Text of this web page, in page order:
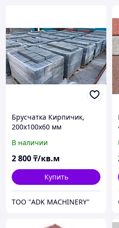
Брусчатка Кирпичик,
200х100х60 мм
В наличии
2 800₸/кв.м
Купить
ТОО "ADK MACHINERY"